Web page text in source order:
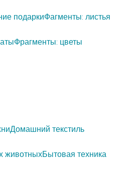
подаркиФагменты: листья
Фрагменты: цветы
Домашний текстиль
животныхБытовая техника